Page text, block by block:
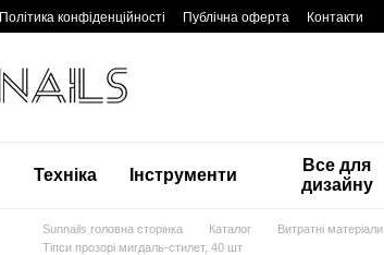
Політика конфіденційності Публічна оферта Контакти
Техніка Інструменти
Все для
дизайну
Sunnails головна сторінка Каталог Витратні матеріали
Тіпси прозорі мигдаль-стилет, 40 шт